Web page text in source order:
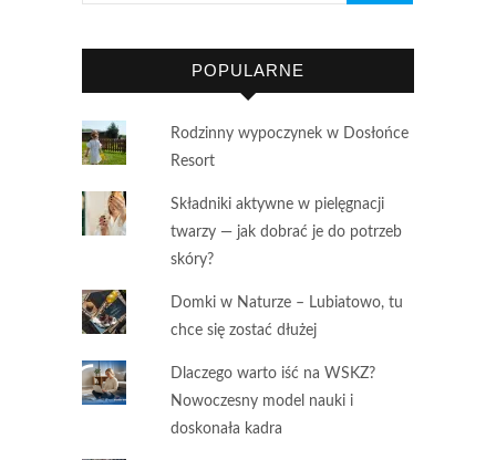
POPULARNE
Rodzinny wypoczynek w Dosłońce
Resort
Składniki aktywne w pielęgnacji
twarzy — jak dobrać je do potrzeb
skóry?
Domki w Naturze – Lubiatowo, tu
chce się zostać dłużej
Dlaczego warto iść na WSKZ?
Nowoczesny model nauki i
doskonała kadra